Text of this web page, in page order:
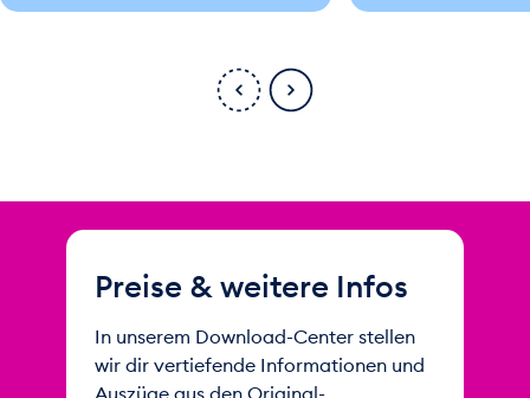
Preise & weitere Infos
In unserem Download-Center stellen
wir dir vertiefende Informationen und
Auszüge aus den Original-